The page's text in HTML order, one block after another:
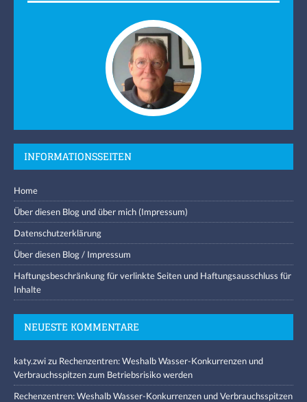
INFORMATIONSSEITEN
Home
Über diesen Blog und über mich (Impressum)
Datenschutzerklärung
Über diesen Blog / Impressum
Haftungsbeschränkung für verlinkte Seiten und Haftungsausschluss für
Inhalte
NEUESTE KOMMENTARE
katy.zwizu Rechenzentren: Weshalb Wasser-Konkurrenzen und
Verbrauchsspitzen zum Betriebsrisiko werden
Rechenzentren: Weshalb Wasser-Konkurrenzen und Verbrauchsspitzen